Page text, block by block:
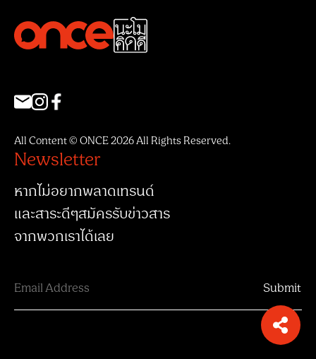
All Content © ONCE 2026 All Rights Reserved.
Newsletter
หากไม่อยากพลาดเทรนด์
และสาระดีๆสมัครรับข่าวสาร
จากพวกเราได้เลย